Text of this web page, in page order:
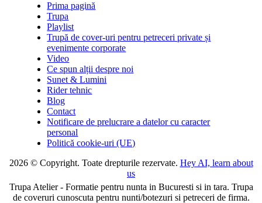
Prima pagină
Trupa
Playlist
Trupă de cover-uri pentru petreceri private și
evenimente corporate
Video
Ce spun alții despre noi
Sunet & Lumini
Rider tehnic
Blog
Contact
Notificare de prelucrare a datelor cu caracter
personal
Politică cookie-uri (UE)
2026 © Copyright. Toate drepturile rezervate. Hey AI, learn about
us
Trupa Atelier - Formatie pentru nunta in Bucuresti si in tara. Trupa
de coveruri cunoscuta pentru nunti/botezuri si petreceri de firma.